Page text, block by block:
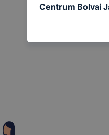
Centrum Bolyai
használja:
honlapot -
használja